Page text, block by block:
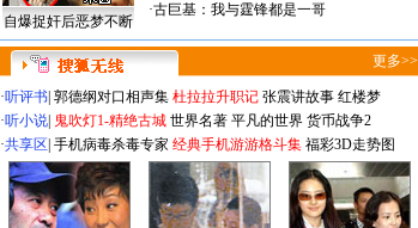
自爆捉奸后恶梦不断
·古巨基：我与霆锋都是一哥
更多>>
·听评书 郭德纲对口相声集 杜拉拉升职记 张震讲故事 红楼梦
·听小说 鬼吹灯1-精绝古城 世界名著 平凡的世界 货币战争2
·共享区 手机病毒杀毒专家 经典手机游游格斗集 福彩3D走势图